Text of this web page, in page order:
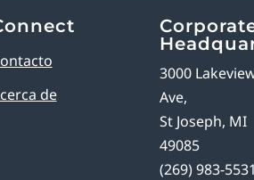
de
3000
Ave,
St Joseph, MI
49085
(269) 983-5531